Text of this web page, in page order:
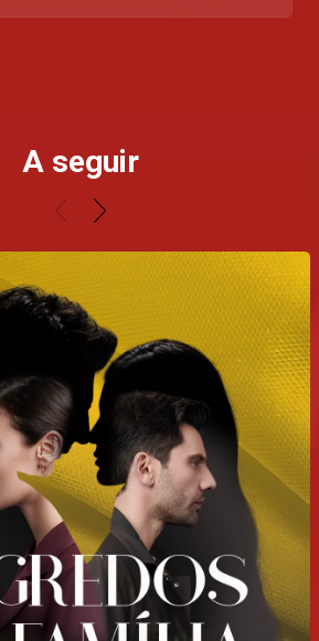
A seguir